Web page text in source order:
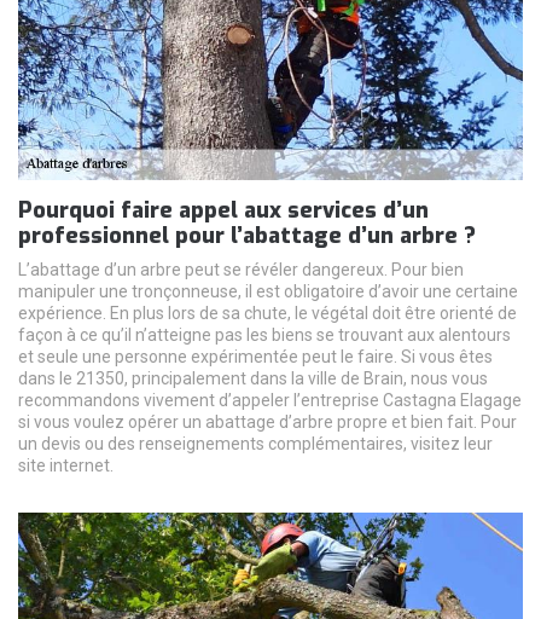
Pourquoi faire appel aux services d’un
professionnel pour l’abattage d’un arbre ?
L’abattage d’un arbre peut se révéler dangereux. Pour bien
manipuler une tronçonneuse, il est obligatoire d’avoir une certaine
expérience. En plus lors de sa chute, le végétal doit être orienté de
façon à ce qu’il n’atteigne pas les biens se trouvant aux alentours
et seule une personne expérimentée peut le faire. Si vous êtes
dans le 21350, principalement dans la ville de Brain, nous vous
recommandons vivement d’appeler l’entreprise Castagna Elagage
si vous voulez opérer un abattage d’arbre propre et bien fait. Pour
un devis ou des renseignements complémentaires, visitez leur
site internet.